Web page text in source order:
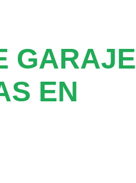
GARAJE
EN